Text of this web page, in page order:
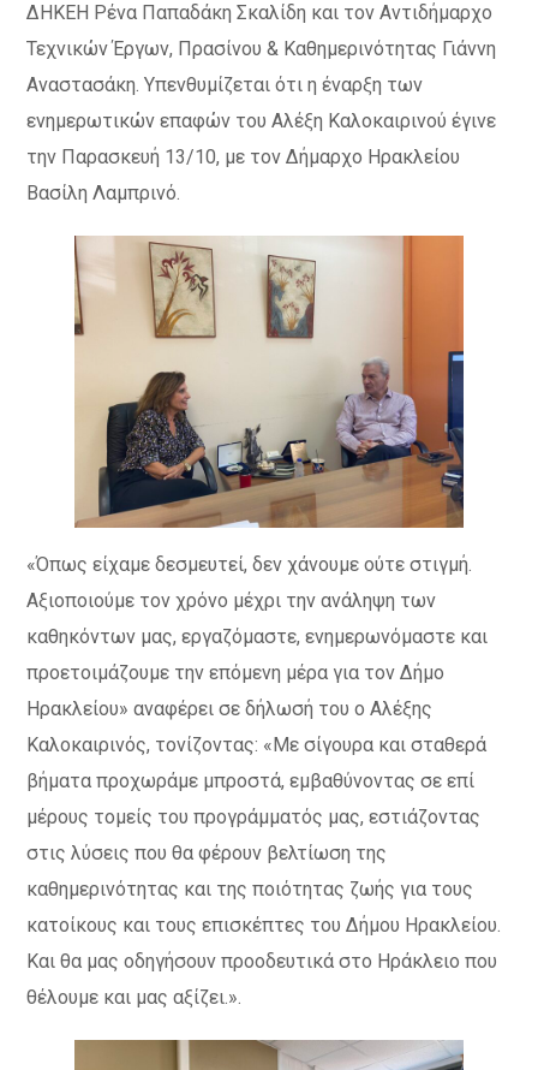
ΔΗΚΕΗ Ρένα Παπαδάκη Σκαλίδη και τον Αντιδήμαρχο
Τεχνικών Έργων, Πρασίνου & Καθημερινότητας Γιάννη
Αναστασάκη. Υπενθυμίζεται ότι η έναρξη των
ενημερωτικών επαφών του Αλέξη Καλοκαιρινού έγινε
την Παρασκευή 13/10, με τον Δήμαρχο Ηρακλείου
Βασίλη Λαμπρινό.
«Όπως είχαμε δεσμευτεί, δεν χάνουμε ούτε στιγμή.
Αξιοποιούμε τον χρόνο μέχρι την ανάληψη των
καθηκόντων μας, εργαζόμαστε, ενημερωνόμαστε και
προετοιμάζουμε την επόμενη μέρα για τον Δήμο
Ηρακλείου» αναφέρει σε δήλωσή του ο Αλέξης
Καλοκαιρινός, τονίζοντας: «Με σίγουρα και σταθερά
βήματα προχωράμε μπροστά, εμβαθύνοντας σε επί
μέρους τομείς του προγράμματός μας, εστιάζοντας
στις λύσεις που θα φέρουν βελτίωση της
καθημερινότητας και της ποιότητας ζωής για τους
κατοίκους και τους επισκέπτες του Δήμου Ηρακλείου.
Και θα μας οδηγήσουν προοδευτικά στο Ηράκλειο που
θέλουμε και μας αξίζει.».